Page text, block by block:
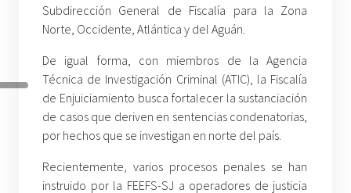
Subdirección General de Fiscalía para la Zona
Norte, Occidente, Atlántica y del Aguán.
De igual forma, con miembros de la Agencia
Técnica de Investigación Criminal (ATIC), la Fiscalía
de Enjuiciamiento busca fortalecer la sustanciación
de casos que deriven en sentencias condenatorias,
por hechos que se investigan en norte del país.
Recientemente, varios procesos penales se han
instruido por la FEEFS-SJ a operadores de justicia